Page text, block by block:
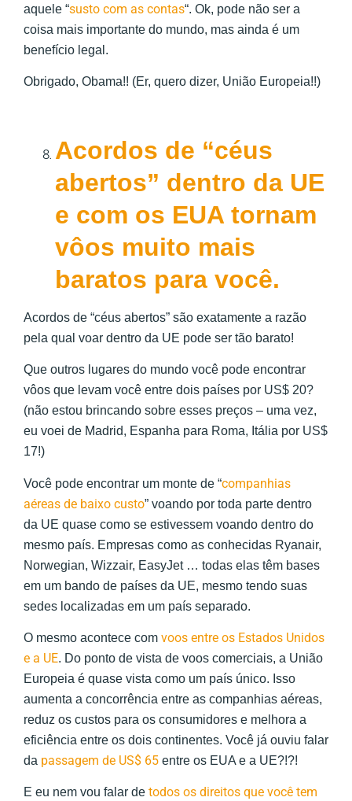
aquele “susto com as contas“. Ok, pode não ser a
coisa mais importante do mundo, mas ainda é um
benefício legal.
Obrigado, Obama!! (Er, quero dizer, União Europeia!!)
Acordos de “céus
abertos” dentro da UE
e com os EUA tornam
vôos muito mais
baratos para você.
Acordos de “céus abertos” são exatamente a razão
pela qual voar dentro da UE pode ser tão barato!
Que outros lugares do mundo você pode encontrar
vôos que levam você entre dois países por US$ 20?
(não estou brincando sobre esses preços – uma vez,
eu voei de Madrid, Espanha para Roma, Itália por US$
17!)
Você pode encontrar um monte de “companhias
aéreas de baixo custo” voando por toda parte dentro
da UE quase como se estivessem voando dentro do
mesmo país. Empresas como as conhecidas Ryanair,
Norwegian, Wizzair, EasyJet … todas elas têm bases
em um bando de países da UE, mesmo tendo suas
sedes localizadas em um país separado.
O mesmo acontece com voos entre os Estados Unidos
e a UE. Do ponto de vista de voos comerciais, a União
Europeia é quase vista como um país único. Isso
aumenta a concorrência entre as companhias aéreas,
reduz os custos para os consumidores e melhora a
eficiência entre os dois continentes. Você já ouviu falar
da passagem de US$ 65 entre os EUA e a UE?!?!
E eu nem vou falar de todos os direitos que você tem